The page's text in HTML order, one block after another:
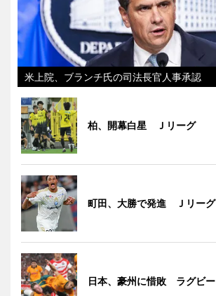
米上院、ブランチ氏の司法長官人事承認
柏、開幕白星 Ｊリーグ
町田、大勝で発進 Ｊリーグ
日本、豪州に惜敗 ラグビー